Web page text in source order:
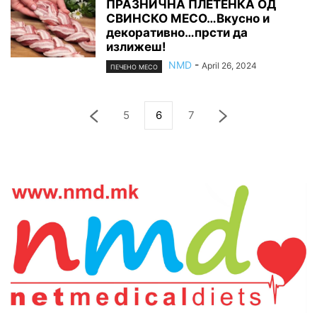
ПРАЗНИЧНА ПЛЕТЕНКА ОД
СВИНСКО МЕСО…Вкусно и
декоративно…прсти да
излижеш!
ПЕЧЕНО МЕСО NMD - April 26, 2024
5 6 7